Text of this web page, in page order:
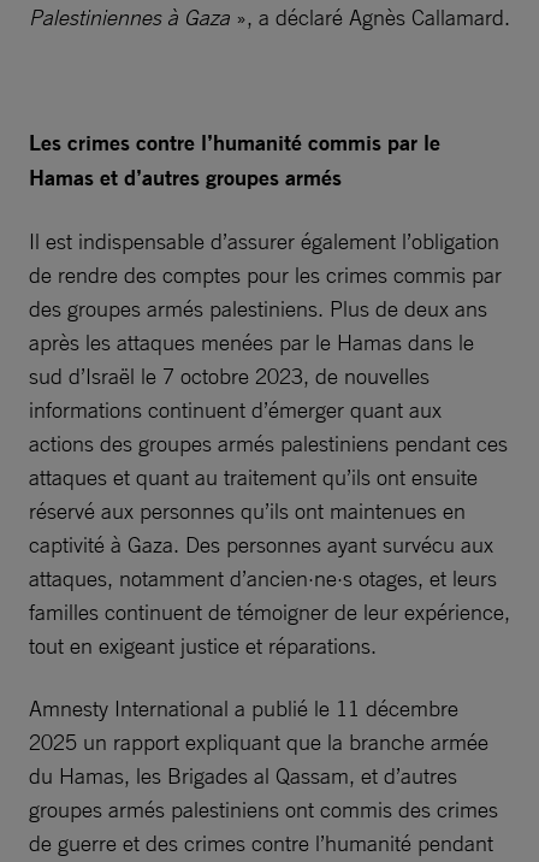
Palestiniennes à Gaza », a déclaré Agnès Callamard.
Les crimes contre l’humanité commis par le
Hamas et d’autres groupes armés
Il est indispensable d’assurer également l’obligation
de rendre des comptes pour les crimes commis par
des groupes armés palestiniens. Plus de deux ans
après les attaques menées par le Hamas dans le
sud d’Israël le 7 octobre 2023, de nouvelles
informations continuent d’émerger quant aux
actions des groupes armés palestiniens pendant ces
attaques et quant au traitement qu’ils ont ensuite
réservé aux personnes qu’ils ont maintenues en
captivité à Gaza. Des personnes ayant survécu aux
attaques, notamment d’ancien·ne·s otages, et leurs
familles continuent de témoigner de leur expérience,
tout en exigeant justice et réparations.
Amnesty International a publié le 11 décembre
2025 un rapport expliquant que la branche armée
du Hamas, les Brigades al Qassam, et d’autres
groupes armés palestiniens ont commis des crimes
de guerre et des crimes contre l’humanité pendant